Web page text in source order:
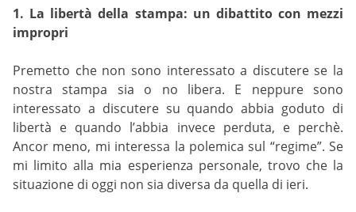
1. La libertà della stampa: un dibattito con mezzi
impropri
Premetto che non sono interessato a discutere se la
nostra stampa sia o no libera. E neppure sono
interessato a discutere su quando abbia goduto di
libertà e quando l’abbia invece perduta, e perchè.
Ancor meno, mi interessa la polemica sul “regime”. Se
mi limito alla mia esperienza personale, trovo che la
situazione di oggi non sia diversa da quella di ieri.